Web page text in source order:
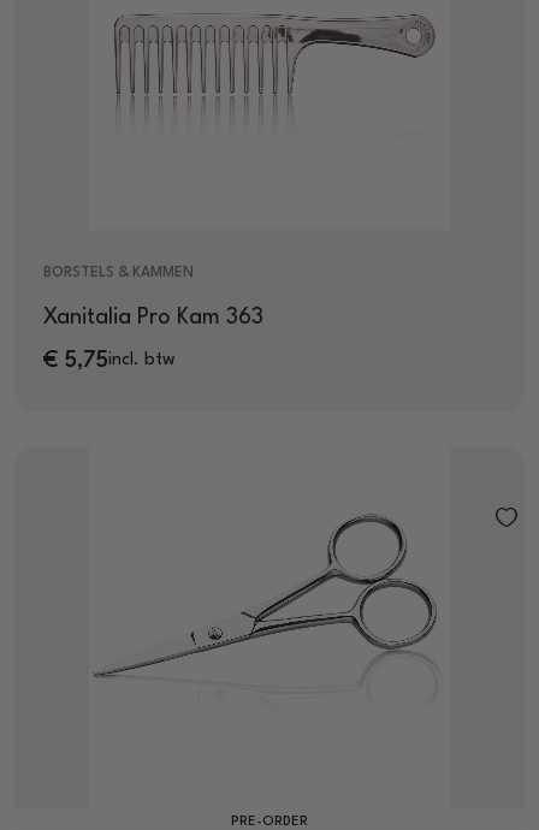
BORSTELS & KAMMEN
Xanitalia Pro Kam 363
€ 5,75incl. btw
PRE-ORDER